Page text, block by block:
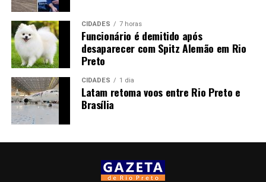
CIDADES 7 horas
Funcionário é demitido após
desaparecer com Spitz Alemão em Rio
Preto
CIDADES 1 dia
Latam retoma voos entre Rio Preto e
Brasília